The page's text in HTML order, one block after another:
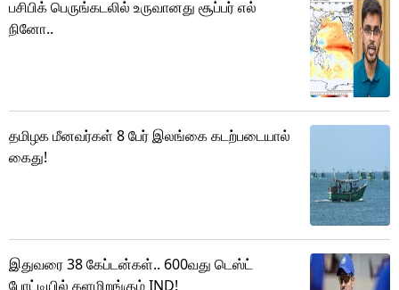
பசிபிக் பெருங்கடலில் உருவானது சூப்பர் எல்
நினோ..
தமிழக மீனவர்கள் 8 பேர் இலங்கை கடற்படையால்
கைது!
இதுவரை 38 கேப்டன்கள்.. 600வது டெஸ்ட்
போட்டியில் களமிறங்கும் IND!